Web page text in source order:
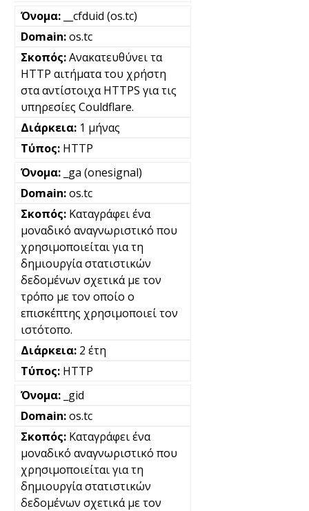
__cfduid (os.tc)
os.tc
Ανακατευθύνει τα
HTTP αιτήματα του χρήστη
στα αντίστοιχα HTTPS για τις
υπηρεσίες Couldflare.
1 μήνας
HTTP
_ga (onesignal)
os.tc
Καταγράφει ένα
μοναδικό αναγνωριστικό που
χρησιμοποιείται για τη
δημιουργία στατιστικών
δεδομένων σχετικά με τον
τρόπο με τον οποίο ο
επισκέπτης χρησιμοποιεί τον
ιστότοπο.
2 έτη
HTTP
_gid
os.tc
Καταγράφει ένα
μοναδικό αναγνωριστικό που
χρησιμοποιείται για τη
δημιουργία στατιστικών
δεδομένων σχετικά με τον